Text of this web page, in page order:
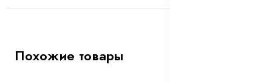
Похожие товары